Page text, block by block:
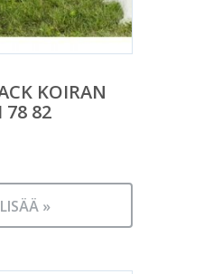
KOIRAN
78 82
»